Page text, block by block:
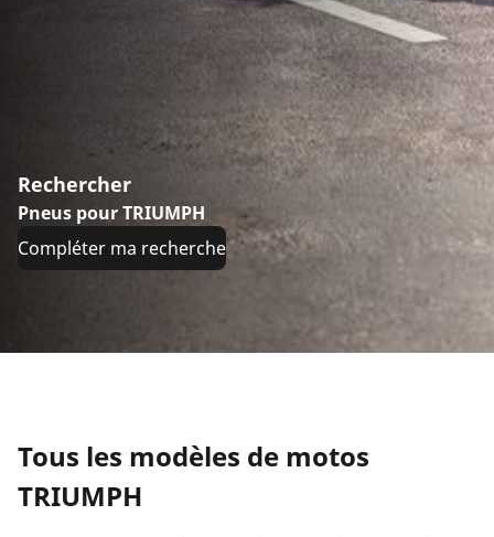
Rechercher
Pneus pour TRIUMPH
Compléter ma recherche
Tous les modèles de motos
TRIUMPH